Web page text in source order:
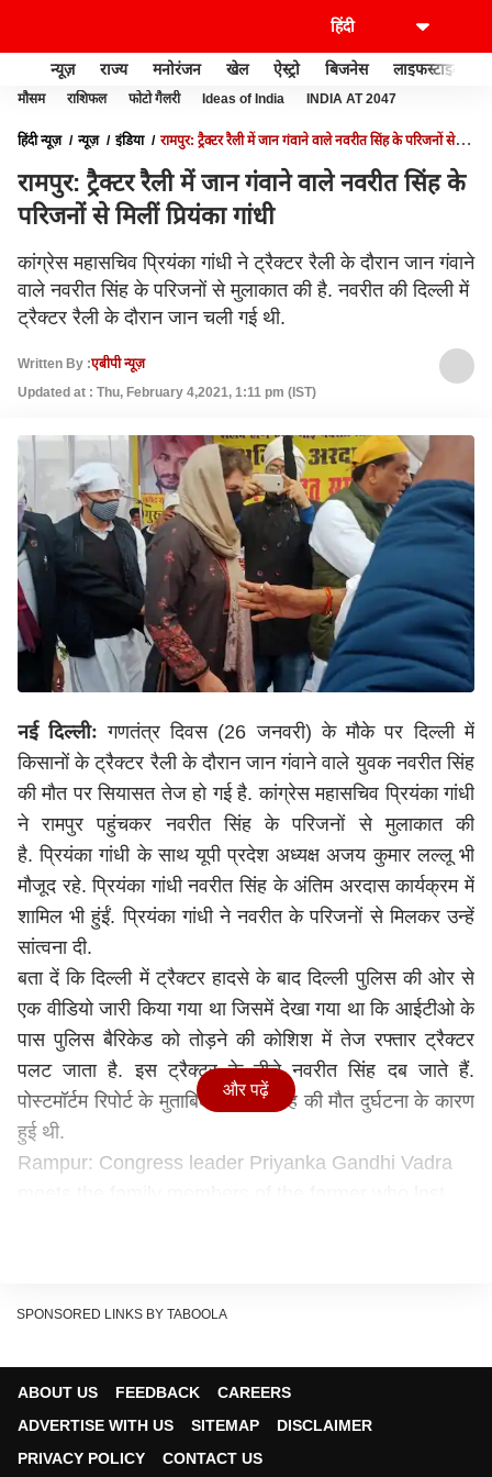
न्यूज़ राज्य मनोरंजन खेल ऐस्ट्रो बिजनेस लाइफस्टाइल
मौसम राशिफल फोटो गैलरी Ideas of India INDIA AT 2047
हिंदी न्यूज़ न्यूज़ इंडिया
रामपुर: ट्रैक्टर रैली में जान गंवाने वाले नवरीत सिंह के परिजनों से
रामपुर: ट्रैक्टर रैली में जान गंवाने वाले नवरीत सिंह के
परिजनों से मिलीं प्रियंका गांधी
कांग्रेस महासचिव प्रियंका गांधी ने ट्रैक्टर रैली के दौरान जान गंवाने
वाले नवरीत सिंह के परिजनों से मुलाकात की है. नवरीत की दिल्ली में
ट्रैक्टर रैली के दौरान जान चली गई थी.
Written By :एबीपी न्यूज़
Updated at : Thu, February 4,2021, 1:11 pm (IST)
नई दिल्लीः गणतंत्र दिवस (26 जनवरी) के मौके पर दिल्ली में
किसानों के ट्रैक्टर रैली के दौरान जान गंवाने वाले युवक नवरीत सिंह
की मौत पर सियासत तेज हो गई है. कांग्रेस महासचिव प्रियंका गांधी
ने रामपुर पहुंचकर नवरीत सिंह के परिजनों से मुलाकात की
है. प्रियंका गांधी के साथ यूपी प्रदेश अध्यक्ष अजय कुमार लल्लू भी
मौजूद रहे. प्रियंका गांधी नवरीत सिंह के अंतिम अरदास कार्यक्रम में
शामिल भी हुंईं. प्रियंका गांधी ने नवरीत के परिजनों से मिलकर उन्हें
सांत्वना दी.
बता दें कि दिल्ली में ट्रैक्टर हादसे के बाद दिल्ली पुलिस की ओर से
एक वीडियो जारी किया गया था जिसमें देखा गया था कि आईटीओ के
पास पुलिस बैरिकेड को तोड़ने की कोशिश में तेज रफ्तार ट्रैक्टर
पलट जाता है. इस ट्रैक्टर के नीचे नवरीत सिंह दब जाते हैं.
पोस्टमॉर्टम रिपोर्ट के मुताबिक नवरीत सिंह की मौत दुर्घटना के कारण
हुई थी.
Rampur: Congress leader Priyanka Gandhi Vadra
हापुड़ में हादसे का शिकार हुआ काफिला
ड्राइवर ने अचानक ब्रेक लगा दिए थे, जिसके बाद पीछे चल रही
और पढ़ें
SPONSORED LINKS BY TABOOLA
ABOUT US FEEDBACK
CAREERS
ADVERTISE WITH US
SITEMAP
DISCLAIMER
PRIVACY POLICY
CONTACT US